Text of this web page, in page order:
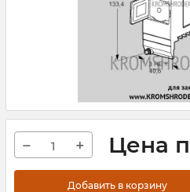
− + Цена
Добавить в корзину